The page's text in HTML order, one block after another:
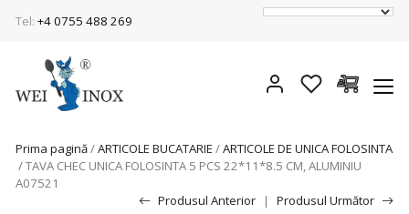
Tel: +4 0755 488 269
Prima pagină/ARTICOLE BUCATARIE /ARTICOLE DE UNICA FOLOSINTA
/ TAVA CHEC UNICA FOLOSINTA 5 PCS 22*11*8.5 CM, ALUMINIU
A07521
Produsul Anterior
| Produsul Următor